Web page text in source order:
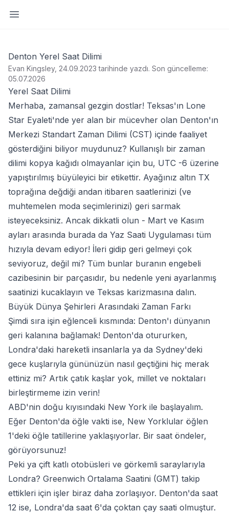
Yan paneli aç
Denton Yerel Saat Dilimi
Evan Kingsley, 24.09.2023 tarihinde yazdı. Son güncelleme:
05.07.2026
Yerel Saat Dilimi
Merhaba, zamansal gezgin dostlar! Teksas'ın Lone
Star Eyaleti'nde yer alan bir mücevher olan Denton'ın
Merkezi Standart Zaman Dilimi (CST) içinde faaliyet
gösterdiğini biliyor muydunuz? Kullanışlı bir zaman
dilimi kopya kağıdı olmayanlar için bu, UTC -6 üzerine
yapıştırılmış büyüleyici bir etikettir. Ayağınız altın TX
toprağına değdiği andan itibaren saatlerinizi (ve
muhtemelen moda seçimlerinizi) geri sarmak
isteyeceksiniz. Ancak dikkatli olun - Mart ve Kasım
ayları arasında burada da Yaz Saati Uygulaması tüm
hızıyla devam ediyor! İleri gidip geri gelmeyi çok
seviyoruz, değil mi? Tüm bunlar buranın engebeli
cazibesinin bir parçasıdır, bu nedenle yeni ayarlanmış
saatinizi kucaklayın ve Teksas karizmasına dalın.
Büyük Dünya Şehirleri Arasındaki Zaman Farkı
Şimdi sıra işin eğlenceli kısmında: Denton'ı dünyanın
geri kalanına bağlamak! Denton'da otururken,
Londra'daki hareketli insanlarla ya da Sydney'deki
gece kuşlarıyla gününüzün nasıl geçtiğini hiç merak
ettiniz mi? Artık çatık kaşlar yok, millet ve noktaları
birleştirmeme izin verin!
ABD'nin doğu kıyısındaki New York ile başlayalım.
Eğer Denton'da öğle vakti ise, New Yorklular öğlen
1'deki öğle tatillerine yaklaşıyorlar. Bir saat öndeler,
görüyorsunuz!
Peki ya çift katlı otobüsleri ve görkemli saraylarıyla
Londra? Greenwich Ortalama Saatini (GMT) takip
ettikleri için işler biraz daha zorlaşıyor. Denton'da saat
12 ise, Londra'da saat 6'da çoktan çay saati olmuştur.